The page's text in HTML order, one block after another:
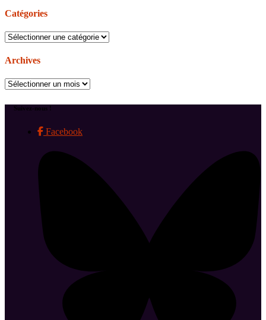
Catégories
Catégories
Archives
Archives
Suivez-nous !
Facebook